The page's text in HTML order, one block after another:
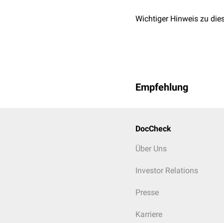
Wichtiger Hinweis zu
Empfehlung
DocCheck
Über Uns
Investor Relations
Presse
Karriere